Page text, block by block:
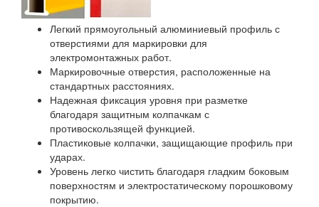
Легкий прямоугольный алюминиевый профиль с
отверстиями для маркировки для
электромонтажных работ.
Маркировочные отверстия, расположенные на
стандартных расстояниях.
Надежная фиксация уровня при разметке
благодаря защитным колпачкам с
противоскользящей функцией.
Пластиковые колпачки, защищающие профиль при
ударах.
Уровень легко чистить благодаря гладким боковым
поверхностям и электростатическому порошковому
покрытию.